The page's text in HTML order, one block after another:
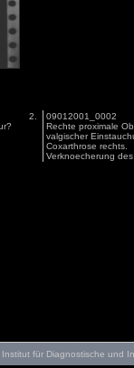
2.
09012001_0002
Rechte proximale
valgischer
Coxarthrose rechts.
Verknoecherung
für Diagnostische und